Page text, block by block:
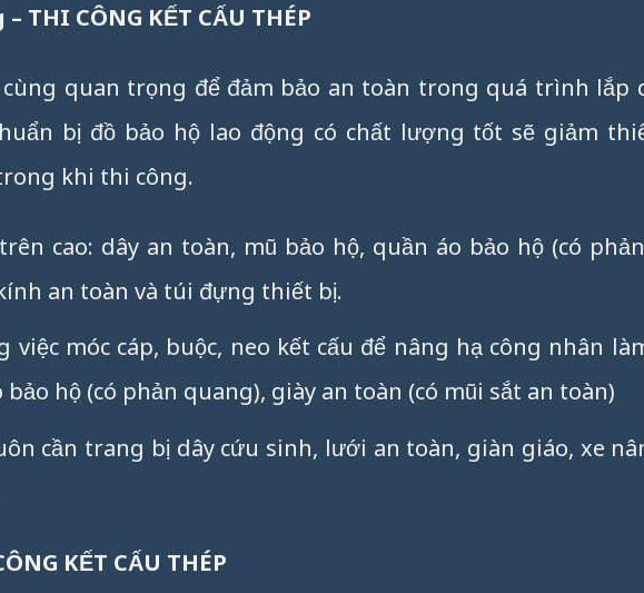
THI CÔNG KẾT CẤU THÉP
quan trọng để đảm bảo an toàn trong quá trình lắp
bị đồ bảo hộ lao động có chất lượng tốt sẽ giảm
khi thi công.
cao: dây an toàn, mũ bảo hộ, quần áo bảo hộ (có
an toàn và túi đựng thiết bị.
việc móc cáp, buộc, neo kết cấu để nâng hạ công nhân
hộ (có phản quang), giày an toàn (có mũi sắt an toàn)
cần trang bị dây cứu sinh, lưới an toàn, giàn giáo, xe
KẾT CẤU THÉP